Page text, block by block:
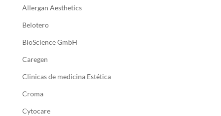
Allergan Aesthetics
Belotero
BioScience GmbH
Caregen
Clinicas de medicina Estética
Croma
Cytocare